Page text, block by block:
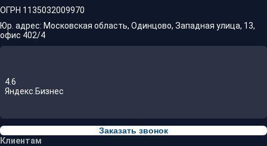
ОГРН 1135032009970
Юр. адрес: Московская область, Одинцово, Западная улица, 13,
офис 402/4
4.6
Яндекс.Бизнес
Заказать звонок
Клиентам